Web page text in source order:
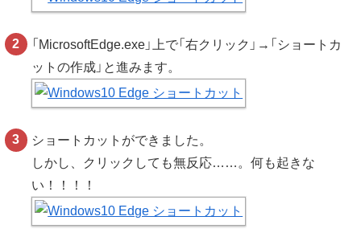
「MicrosoftEdge.exe」上で「右クリック」→「ショートカ
ットの作成」と進みます。
ショートカットができました。
しかし、クリックしても無反応……。何も起きな
い！！！！